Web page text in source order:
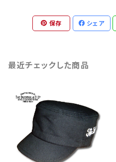
保存 シェア
最近チェックした商品